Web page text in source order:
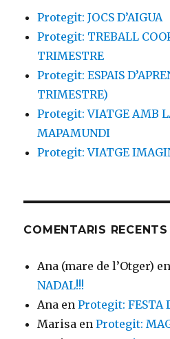
Protegit: JOCS D’AIGUA
Protegit: TREBALL
TRIMESTRE
Protegit: ESPAIS
TRIMESTRE)
Protegit: VIATGE AMB
MAPAMUNDI
Protegit: VIATGE
COMENTARIS RECENTS
Ana (mare de l’Otger)
NADAL!!!
Ana enProtegit: FESTA
Marisa enProtegit: